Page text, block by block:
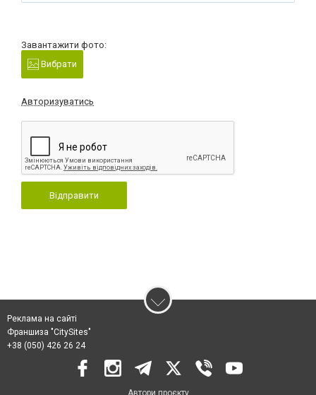
Завантажити фото:
Вибрати
Авторизуватись
Відправити
Реклама на сайті
Франшиза "CitySites"
+38 (050) 426 26 24
Автори проєкту